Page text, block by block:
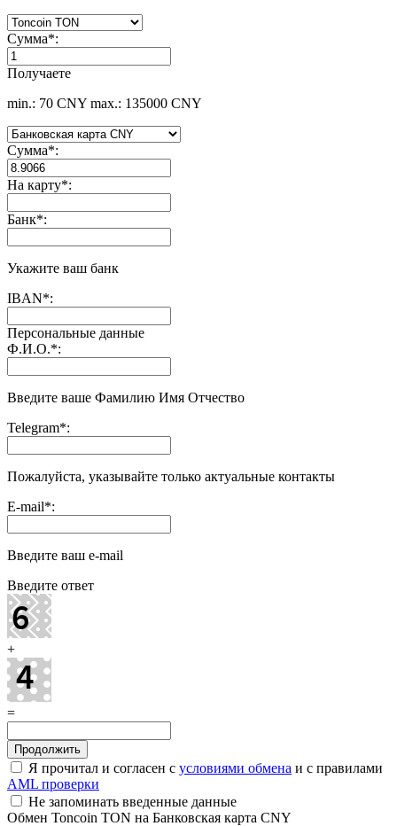
Сумма*:
Получаете
min.: 70 CNY max.: 135000 CNY
Сумма*:
На карту*:
Банк*:
Укажите ваш банк
IBAN*:
Персональные данные
Ф.И.О.*:
Введите ваше Фамилию Имя Отчество
Telegram*:
Пожалуйста, указывайте только актуальные контакты
E-mail*:
Введите ваш e-mail
Введите ответ
+
=
Я прочитал и согласен с условиями обмена и с правилами
AML проверки
Не запоминать введенные данные
Обмен Toncoin TON на Банковская карта CNY